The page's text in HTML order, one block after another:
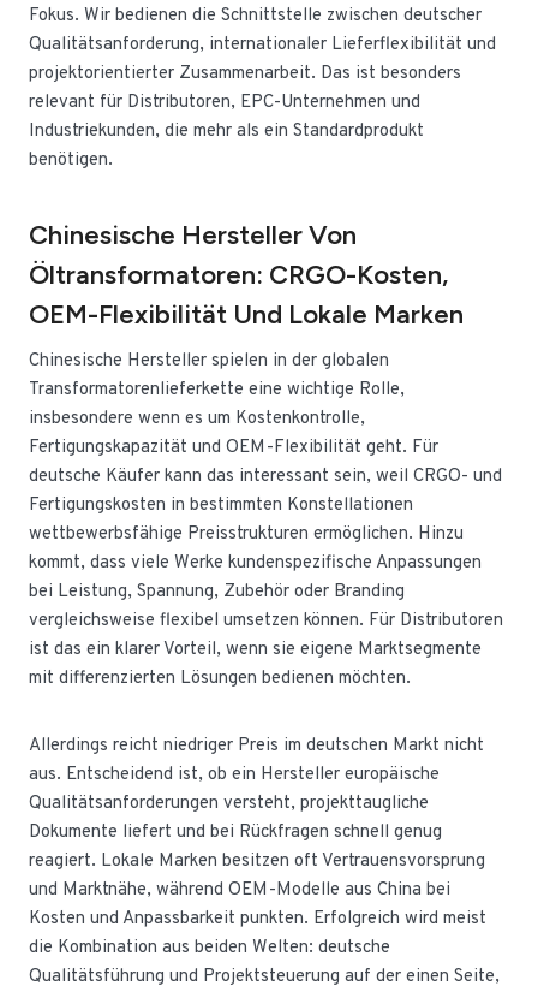
Fokus. Wir bedienen die Schnittstelle zwischen deutscher
Qualitätsanforderung, internationaler Lieferflexibilität und
projektorientierter Zusammenarbeit. Das ist besonders
relevant für Distributoren, EPC-Unternehmen und
Industriekunden, die mehr als ein Standardprodukt
benötigen.
Chinesische Hersteller Von
Öltransformatoren: CRGO-Kosten,
OEM-Flexibilität Und Lokale Marken
Chinesische Hersteller spielen in der globalen
Transformatorenlieferkette eine wichtige Rolle,
insbesondere wenn es um Kostenkontrolle,
Fertigungskapazität und OEM-Flexibilität geht. Für
deutsche Käufer kann das interessant sein, weil CRGO- und
Fertigungskosten in bestimmten Konstellationen
wettbewerbsfähige Preisstrukturen ermöglichen. Hinzu
kommt, dass viele Werke kundenspezifische Anpassungen
bei Leistung, Spannung, Zubehör oder Branding
vergleichsweise flexibel umsetzen können. Für Distributoren
ist das ein klarer Vorteil, wenn sie eigene Marktsegmente
mit differenzierten Lösungen bedienen möchten.
Allerdings reicht niedriger Preis im deutschen Markt nicht
aus. Entscheidend ist, ob ein Hersteller europäische
Qualitätsanforderungen versteht, projekttaugliche
Dokumente liefert und bei Rückfragen schnell genug
reagiert. Lokale Marken besitzen oft Vertrauensvorsprung
und Marktnähe, während OEM-Modelle aus China bei
Kosten und Anpassbarkeit punkten. Erfolgreich wird meist
die Kombination aus beiden Welten: deutsche
Qualitätsführung und Projektsteuerung auf der einen Seite,